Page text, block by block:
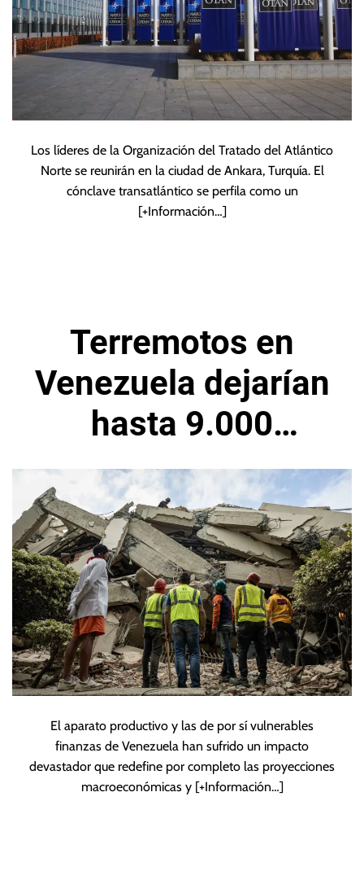
Los líderes de la Organización del Tratado del Atlántico
Norte se reunirán en la ciudad de Ankara, Turquía. El
cónclave transatlántico se perfila como un
[+Información…]
Terremotos en
Venezuela dejarían
hasta 9.000
millones en
pérdidas
El aparato productivo y las de por sí vulnerables
finanzas de Venezuela han sufrido un impacto
devastador que redefine por completo las proyecciones
macroeconómicas y [+Información…]